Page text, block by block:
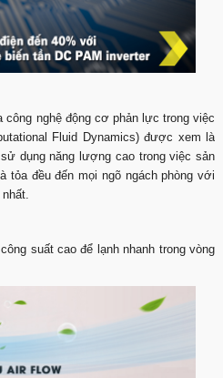
công nghệ động cơ phản lực trong việc
Fluid Dynamics) được xem là
dụng năng lượng cao trong việc sản
đều đến mọi ngõ ngách phòng với
suất cao để lạnh nhanh trong vòng